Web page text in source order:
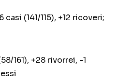
casi (141/115), +12 ricoveri;
161), +28 rivorrei, -1